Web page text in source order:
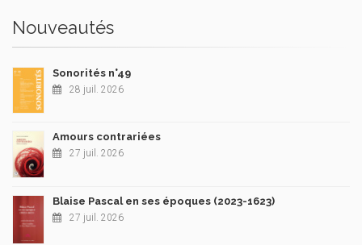
Nouveautés
Sonorités n°49
28 juil. 2026
Amours contrariées
27 juil. 2026
Blaise Pascal en ses époques (2023-1623)
27 juil. 2026